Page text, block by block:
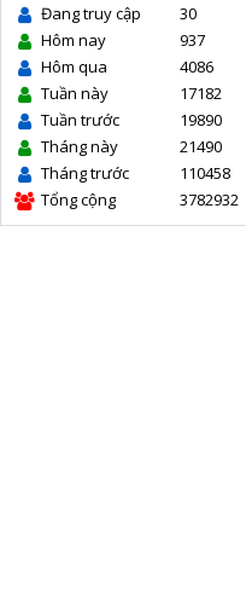
Đang truy cập
30
Hôm nay
937
Hôm qua
4086
Tuần này
17182
Tuần trước
19890
Tháng này
21490
Tháng trước
110458
Tổng cộng
3782932